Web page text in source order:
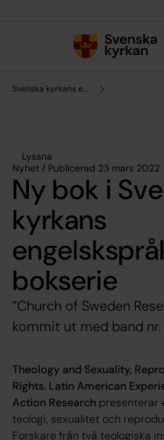
Svenska kyrkans enhet för forskning och analys
Lyssna
Nyhet / Publicerad 23 mars 2022
Ny bok i
kyrkans
bokserie
”Church of Sweden
kommit ut med band
Theology and Sexuality,
Rights. Latin American
Action Research presenterar
teologi, sexualitet och
Forskare från två teologiska